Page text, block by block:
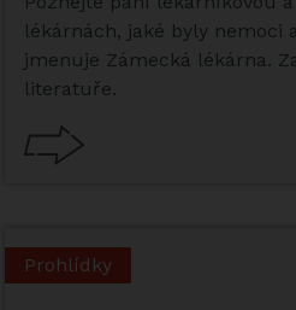
lékárnách, jaké byly nemoci
jmenuje Zámecká lékárna.
literatuře.
Prohlídky